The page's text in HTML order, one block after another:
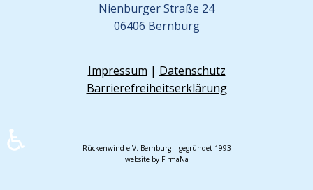
Nienburger Straße 24
06406 Bernburg
Impressum | Datenschutz
Barrierefreiheitserklärung
Rückenwind e.V. Bernburg | gegründet 1993
website by FirmaNa